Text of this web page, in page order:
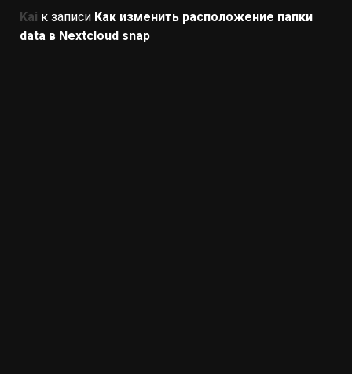
Kai к записи Как изменить расположение папки
data в Nextcloud snap